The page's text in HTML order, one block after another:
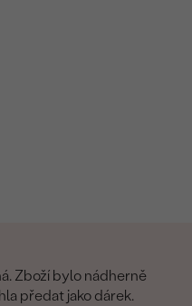
Zboží bylo nádherně
předat jako dárek.